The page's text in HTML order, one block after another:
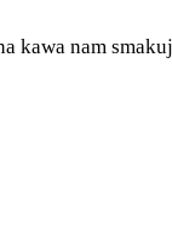
kawa nam